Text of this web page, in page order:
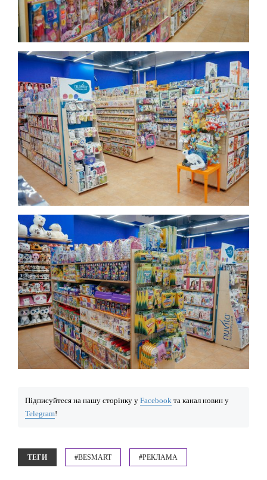
Підписуйтеся на нашу сторінку у Facebook та канал новин у
Telegram!
ТЕГИ #BESMART #РЕКЛАМА